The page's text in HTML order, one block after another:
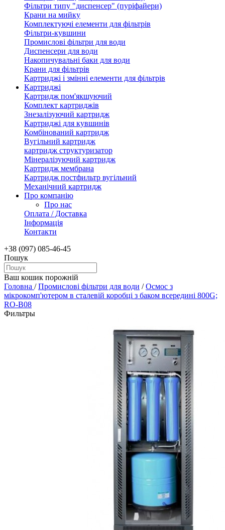
Фільтри типу "диспенсер" (пуріфайери)
Крани на мийку
Комплектуючі елементи для фільтрів
Фільтри-кувшини
Промислові фільтри для води
Диспенсери для води
Накопичувальні баки для води
Крани для фільтрів
Картриджі і змінні елементи для фільтрів
Картриджі
Картридж пом'якшуючий
Комплект картриджів
Знезалізуючий картридж
Картриджі для кувшинів
Комбінований картридж
Вугільний картридж
картридж структуризатор
Мінералізуючий картридж
Картридж мембрана
Картридж постфильтр вугільний
Механічний картридж
Про компанію
Про нас
Оплата / Доставка
Інформація
Контакти
+38 (097) 085-46-45
Пошук
Ваш кошик порожній
Головна /Промислові фільтри для води /Осмос з
мікрокомп'ютером в сталевій коробці з баком всередині 800G;
RO-B08
Фильтры